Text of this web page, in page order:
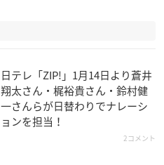
日テレ「ZIP!」1月14日より蒼井
翔太さん・梶裕貴さん・鈴村健
一さんらが日替わりでナレーシ
ョンを担当！
2コメント